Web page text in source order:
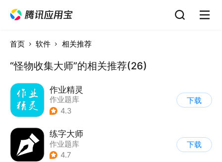
首页 软件 相关推荐
“怪物收集大师”的相关推荐(26)
作业精灵
作业题库
4.3
下载
练字大师
作业题库
4.7
下载